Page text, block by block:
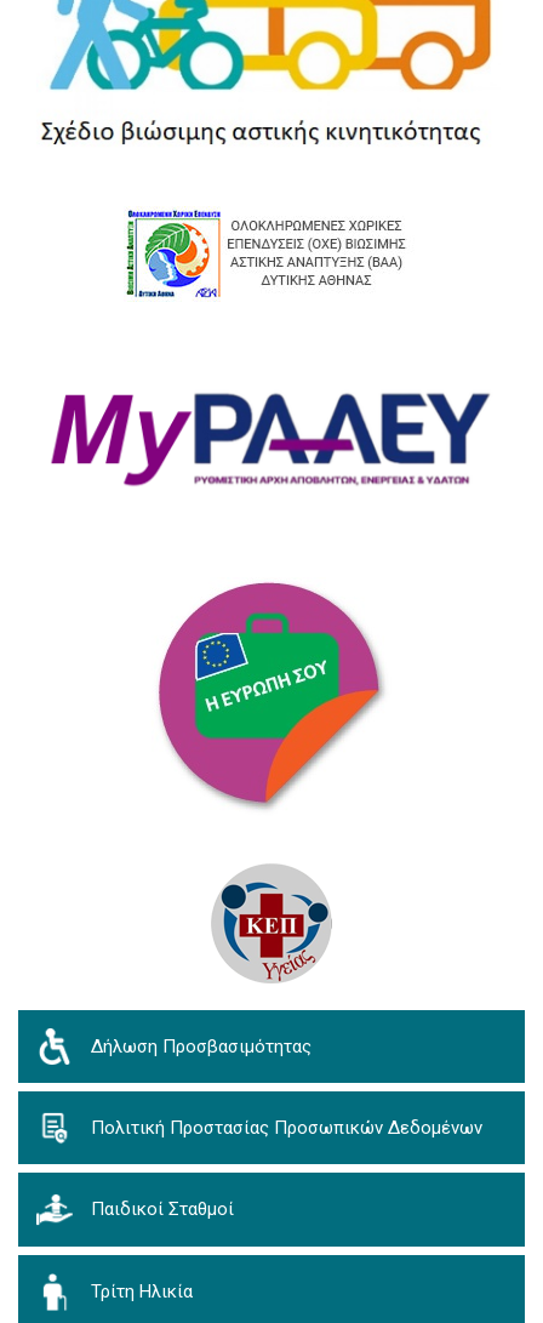
Δήλωση Προσβασιμότητας
Πολιτική Προστασίας Προσωπικών Δεδομένων
Παιδικοί Σταθμοί
Τρίτη Ηλικία